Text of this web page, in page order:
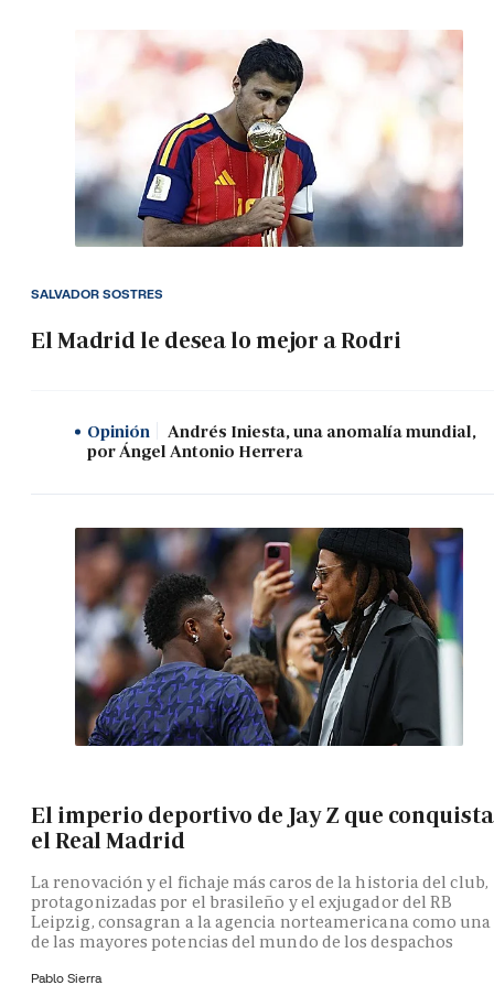
El Madrid le desea lo mejor a Rodri
SALVADOR SOSTRES
Opinión
Andrés Iniesta, una anomalía mundial,
por Ángel Antonio Herrera
El imperio deportivo de Jay Z que conquista
el Real Madrid
La renovación y el fichaje más caros de la historia del club,
protagonizadas por el brasileño y el exjugador del RB
Leipzig, consagran a la agencia norteamericana como una
de las mayores potencias del mundo de los despachos
Pablo Sierra